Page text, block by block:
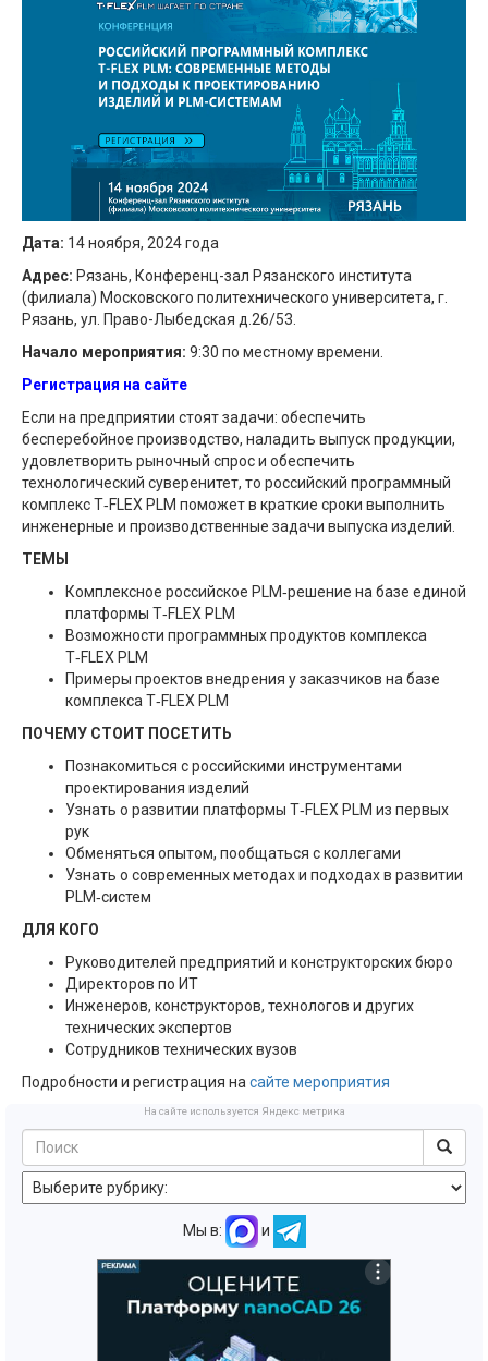
Дата: 14 ноября, 2024 года
Адрес: Рязань, Конференц-зал Рязанского института
(филиала) Московского политехнического университета, г.
Рязань, ул. Право-Лыбедская д.26/53.
Начало мероприятия: 9:30 по местному времени.
Регистрация на сайте
Если на предприятии стоят задачи: обеспечить
бесперебойное производство, наладить выпуск продукции,
удовлетворить рыночный спрос и обеспечить
технологический суверенитет, то российский программный
комплекс T‑FLEX PLM поможет в краткие сроки выполнить
инженерные и производственные задачи выпуска изделий.
ТЕМЫ
Комплексное российское PLM‑решение на базе единой
платформы T‑FLEX PLM
Возможности программных продуктов комплекса
T‑FLEX PLM
Примеры проектов внедрения у заказчиков на базе
комплекса T‑FLEX PLM
ПОЧЕМУ СТОИТ ПОСЕТИТЬ
Познакомиться с российскими инструментами
проектирования изделий
Узнать о развитии платформы T‑FLEX PLM из первых
рук
Обменяться опытом, пообщаться с коллегами
Узнать о современных методах и подходах в развитии
PLM‑систем
ДЛЯ КОГО
Руководителей предприятий и конструкторских бюро
Директоров по ИТ
Инженеров, конструкторов, технологов и других
технических экспертов
Сотрудников технических вузов
Подробности и регистрация на сайте мероприятия
На сайте используется Яндекс метрика
Мы в: и